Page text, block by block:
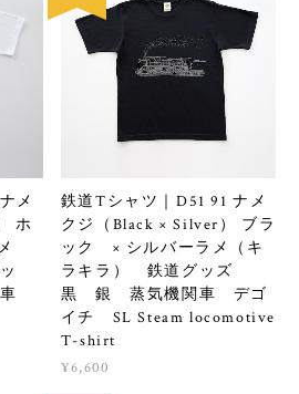
メ
ホ
鉄道Tシャツ｜D51 91 ナメ
クジ（Black × Silver） ブラ
ック × シルバーラメ（キ
ラキラ） 鉄道グッズ
黒 銀 蒸気機関車 デゴ
イチ SL Steam locomotive
T-shirt
¥6,600